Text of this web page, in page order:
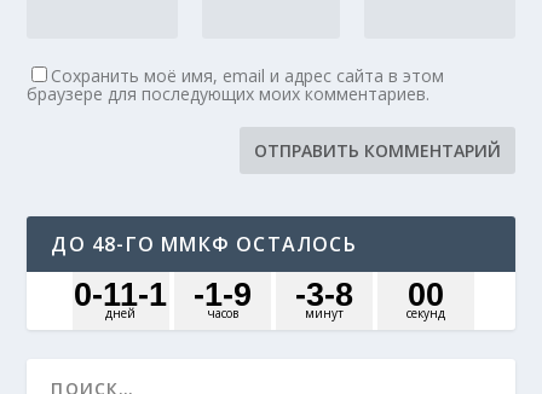
Сохранить моё имя, email и адрес сайта в этом
браузере для последующих моих комментариев.
ДО 48-ГО ММКФ ОСТАЛОСЬ
дней
0-11-1 часов
-1-9 минут
-3-8 секунд
00